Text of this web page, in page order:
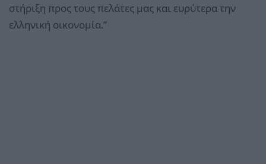
στήριξη προς τους πελάτες μας και ευρύτερα την
ελληνική οικονομία.”